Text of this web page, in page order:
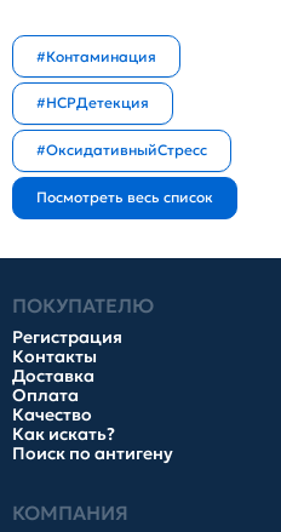
#Контаминация
#HCPДетекция
#ОксидативныйСтресс
ПОКУПАТЕЛЮ
Регистрация
Контакты
Доставка
Оплата
Качество
Как искать?
Поиск по антигену
КОМПАНИЯ